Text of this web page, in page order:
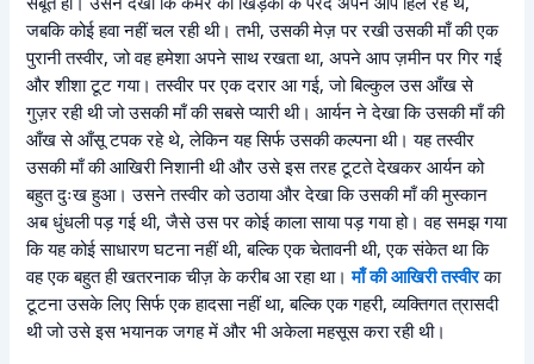
जबकि कोई हवा नहीं चल रही थी। तभी, उसकी मेज़ पर रखी उसकी माँ की एक
पुरानी तस्वीर, जो वह हमेशा अपने साथ रखता था, अपने आप ज़मीन पर गिर गई
और शीशा टूट गया। तस्वीर पर एक दरार आ गई, जो बिल्कुल उस आँख से
गुज़र रही थी जो उसकी माँ की सबसे प्यारी थी। आर्यन ने देखा कि उसकी माँ की
आँख से आँसू टपक रहे थे, लेकिन यह सिर्फ उसकी कल्पना थी। यह तस्वीर
उसकी माँ की आखिरी निशानी थी और उसे इस तरह टूटते देखकर आर्यन को
बहुत दुःख हुआ। उसने तस्वीर को उठाया और देखा कि उसकी माँ की मुस्कान
अब धुंधली पड़ गई थी, जैसे उस पर कोई काला साया पड़ गया हो। वह समझ गया
कि यह कोई साधारण घटना नहीं थी, बल्कि एक चेतावनी थी, एक संकेत था कि
वह एक बहुत ही खतरनाक चीज़ के करीब आ रहा था।माँ की आखिरी तस्वीरका
टूटना उसके लिए सिर्फ एक हादसा नहीं था, बल्कि एक गहरी, व्यक्तिगत त्रासदी
थी जो उसे इस भयानक जगह में और भी अकेला महसूस करा रही थी।